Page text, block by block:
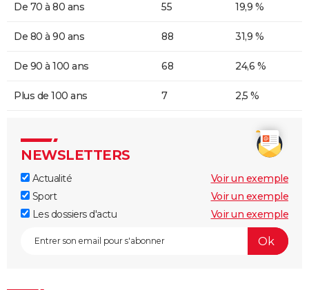
De 70 à 80 ans 55 19,9 %
De 80 à 90 ans 88 31,9 %
De 90 à 100 ans 68 24,6 %
Plus de 100 ans 7 2,5 %
NEWSLETTERS
Actualité
Voir un exemple
Sport
Voir un exemple
Les dossiers d'actu
Voir un exemple